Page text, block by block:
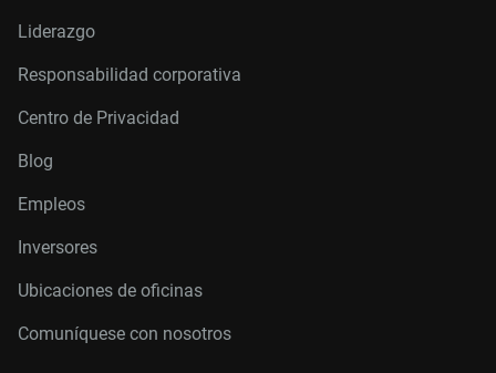
Liderazgo
Responsabilidad corporativa
Centro de Privacidad
Blog
Empleos
Inversores
Ubicaciones de oficinas
Comuníquese con nosotros